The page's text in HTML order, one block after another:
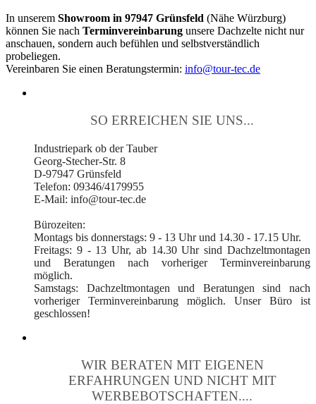
In unserem Showroom in 97947 Grünsfeld (Nähe Würzburg)
können Sie nach Terminvereinbarung unsere Dachzelte nicht nur
anschauen, sondern auch befühlen und selbstverständlich
probeliegen.
Vereinbaren Sie einen Beratungstermin: info@tour-tec.de
SO ERREICHEN SIE UNS...
Industriepark ob der Tauber
Georg-Stecher-Str. 8
D-97947 Grünsfeld
Telefon: 09346/4179955
E-Mail: info@tour-tec.de
Bürozeiten:
Montags bis donnerstags: 9 - 13 Uhr und 14.30 - 17.15 Uhr.
Freitags: 9 - 13 Uhr, ab 14.30 Uhr sind Dachzeltmontagen
und Beratungen nach vorheriger Terminvereinbarung
möglich.
Samstags: Dachzeltmontagen und Beratungen sind nach
vorheriger Terminvereinbarung möglich. Unser Büro ist
geschlossen!
WIR BERATEN MIT EIGENEN
ERFAHRUNGEN UND NICHT MIT
WERBEBOTSCHAFTEN....